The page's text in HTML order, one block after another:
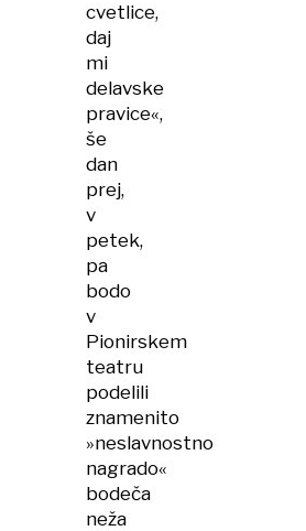
cvetlice,
daj
mi
delavske
pravice«,
še
dan
prej,
v
petek,
pa
bodo
v
Pionirskem
teatru
podelili
znamenito
»neslavnostno
nagrado«
bodeča
neža